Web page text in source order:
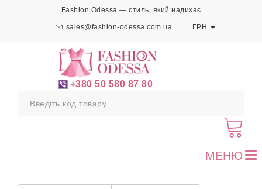
Fashion Odessa — стиль, який надихає
sales@fashion-odessa.com.ua ГРН
+380 50 580 87 80
МЕНЮ